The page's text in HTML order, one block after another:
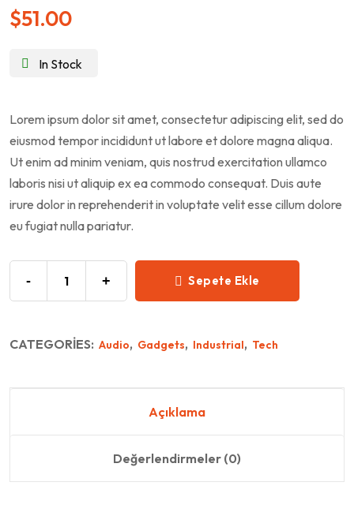
$51.00
In Stock
Lorem ipsum dolor sit amet, consectetur adipiscing elit, sed do
eiusmod tempor incididunt ut labore et dolore magna aliqua.
Ut enim ad minim veniam, quis nostrud exercitation ullamco
laboris nisi ut aliquip ex ea commodo consequat. Duis aute
irure dolor in reprehenderit in voluptate velit esse cillum dolore
eu fugiat nulla pariatur.
- + Sepete Ekle
CATEGORIES: Audio, Gadgets, Industrial, Tech
Açıklama
Değerlendirmeler (0)